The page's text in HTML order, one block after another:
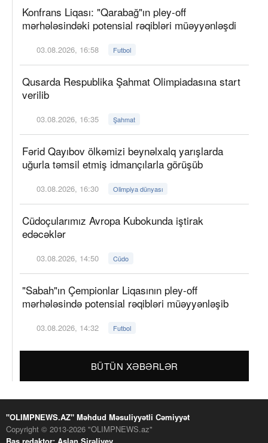
Konfrans Liqası: "Qarabağ"ın pley-off
mərhələsindəki potensial rəqibləri müəyyənləşdi
03.08.2026, 16:58 Futbol
Qusarda Respublika Şahmat Olimpiadasına start
verilib
03.08.2026, 16:35 Şahmat
Fərid Qayıbov ölkəmizi beynəlxalq yarışlarda
uğurla təmsil etmiş idmançılarla görüşüb
03.08.2026, 16:30 Olimpiya dünyası
Cüdoçularımız Avropa Kubokunda iştirak
edəcəklər
03.08.2026, 14:50 Cüdo
"Sabah"ın Çempionlar Liqasının pley-off
mərhələsində potensial rəqibləri müəyyənləşib
03.08.2026, 14:32 Futbol
BÜTÜN XƏBƏRLƏR
"OLIMPNEWS.AZ" Məhdud Məsuliyyətli Cəmiyyət
Copyright © 2013-2026 "OLIMPNEWS.az"